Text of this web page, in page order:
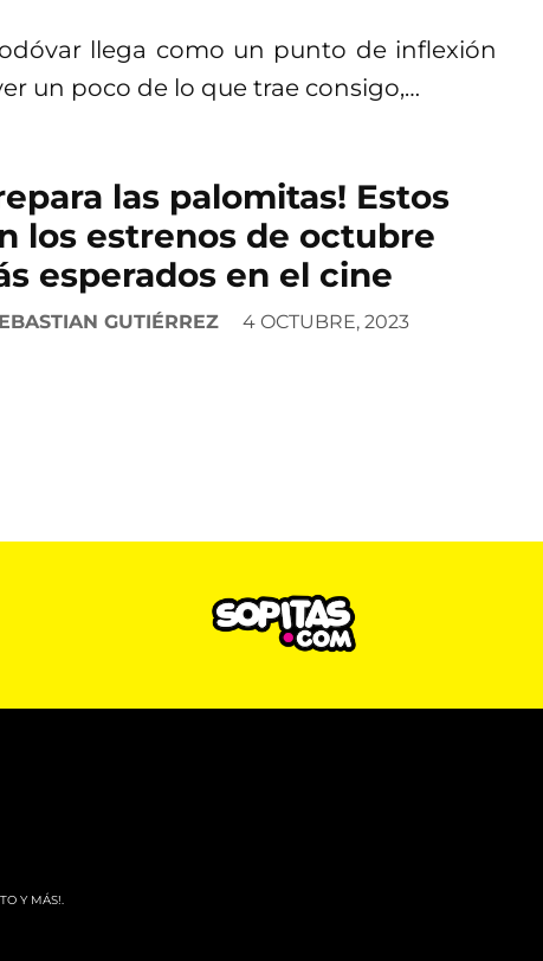
llega como un punto de inflexión
un poco de lo que trae consigo,…
las palomitas! Estos
los estrenos de octubre
esperados en el cine
GUTIÉRREZ 4 OCTUBRE, 2023
Y MÁS!.